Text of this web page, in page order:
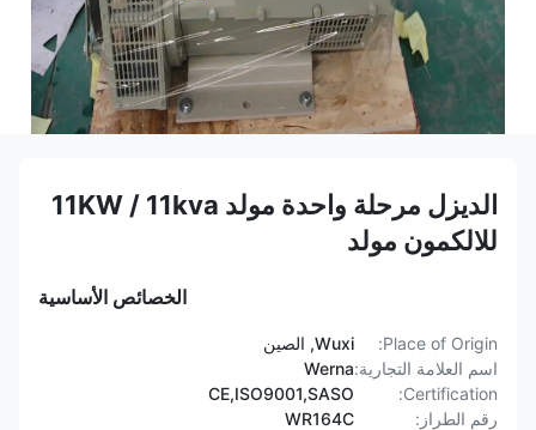
الديزل مرحلة واحدة مولد 11KW / 11kva
للالكمون مولد
الخصائص الأساسية
Place of Origin:
Wuxi, الصين
اسم العلامة التجارية:Werna
Certification:
CE,ISO9001,SASO
رقم الطراز:
WR164C